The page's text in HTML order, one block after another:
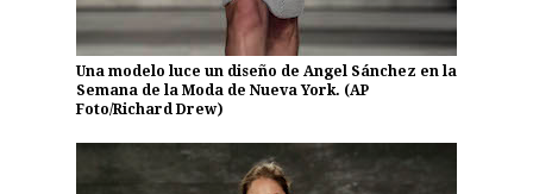
Una modelo luce un diseño de Angel Sánchez en la
Semana de la Moda de Nueva York. (AP
Foto/Richard Drew)